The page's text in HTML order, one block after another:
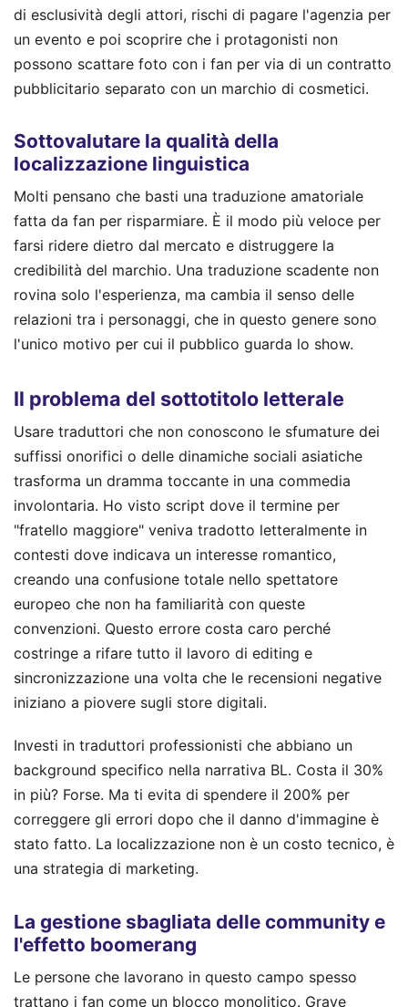
di esclusività degli attori, rischi di pagare l'agenzia per
un evento e poi scoprire che i protagonisti non
possono scattare foto con i fan per via di un contratto
pubblicitario separato con un marchio di cosmetici.
Sottovalutare la qualità della
localizzazione linguistica
Molti pensano che basti una traduzione amatoriale
fatta da fan per risparmiare. È il modo più veloce per
farsi ridere dietro dal mercato e distruggere la
credibilità del marchio. Una traduzione scadente non
rovina solo l'esperienza, ma cambia il senso delle
relazioni tra i personaggi, che in questo genere sono
l'unico motivo per cui il pubblico guarda lo show.
Il problema del sottotitolo letterale
Usare traduttori che non conoscono le sfumature dei
suffissi onorifici o delle dinamiche sociali asiatiche
trasforma un dramma toccante in una commedia
involontaria. Ho visto script dove il termine per
"fratello maggiore" veniva tradotto letteralmente in
contesti dove indicava un interesse romantico,
creando una confusione totale nello spettatore
europeo che non ha familiarità con queste
convenzioni. Questo errore costa caro perché
costringe a rifare tutto il lavoro di editing e
sincronizzazione una volta che le recensioni negative
iniziano a piovere sugli store digitali.
Investi in traduttori professionisti che abbiano un
background specifico nella narrativa BL. Costa il 30%
in più? Forse. Ma ti evita di spendere il 200% per
correggere gli errori dopo che il danno d'immagine è
stato fatto. La localizzazione non è un costo tecnico, è
una strategia di marketing.
La gestione sbagliata delle community e
l'effetto boomerang
Le persone che lavorano in questo campo spesso
trattano i fan come un blocco monolitico. Grave